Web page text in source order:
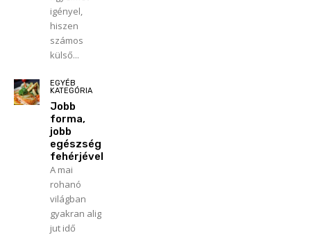
igényel,
hiszen
számos
külső...
EGYÉB
KATEGÓRIA
Jobb
forma,
jobb
egészség
fehérjével
A mai
rohanó
világban
gyakran alig
jut idő